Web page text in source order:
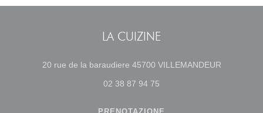
LA CUIZINE
20 rue de la baraudiere 45700 VILLEMANDEUR((apre una
02 38 87 94 75